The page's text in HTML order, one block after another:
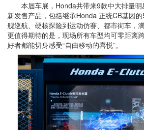
本届车展，Honda共带来9款中大排量明
新发售产品，包括继承Honda 正统CB基因
舰巡航、硬核探险到运动仿赛、都市街车，
更值得期待的是，现场所有车型均可零距离
好者都能切身感受“自由移动的喜悦”。